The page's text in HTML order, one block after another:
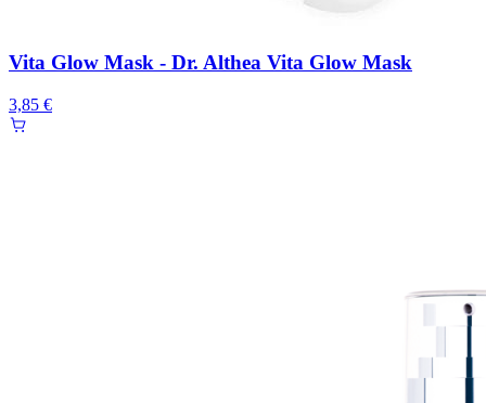
Vita Glow Mask - Dr. Althea Vita Glow Mask
3,85 €